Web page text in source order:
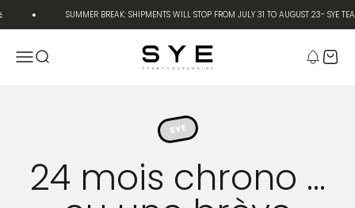
SUMMER BREAK: SHIPMENTS WILL STOP FROM JULY 31 TO AUGUST 23- SYE
MenuSearch
Cart
SYE
24 mois chrono ...